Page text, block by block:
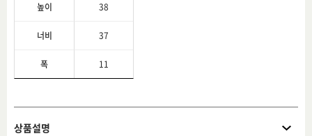
높이 38
너비 37
폭 11
상품설명